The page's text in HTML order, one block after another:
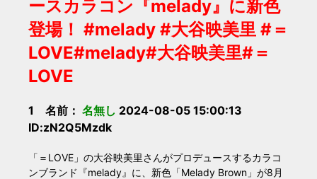
ースカラコン『melady』に新色
登場！ #melady #大谷映美里 #＝
LOVE#melady#大谷映美里#＝
LOVE
1 名前： 名無し 2024-08-05 15:00:13
ID:zN2Q5Mzdk
「＝LOVE」の大谷映美里さんがプロデュースするカラコ
ンブランド『melady』に、新色「Melady Brown」が8月